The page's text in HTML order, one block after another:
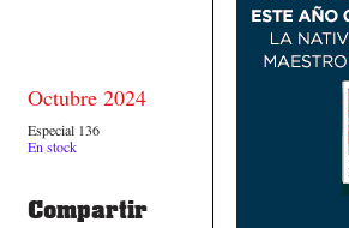
Octubre 2024
Especial 136
En stock
Compartir